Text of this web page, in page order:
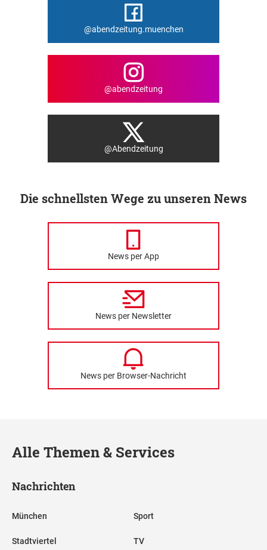
@abendzeitung.muenchen
@abendzeitung
@Abendzeitung
Die schnellsten Wege zu unseren News
News per App
News per Newsletter
News per Browser-Nachricht
Alle Themen & Services
Nachrichten
München
Stadtviertel
Sport
TV